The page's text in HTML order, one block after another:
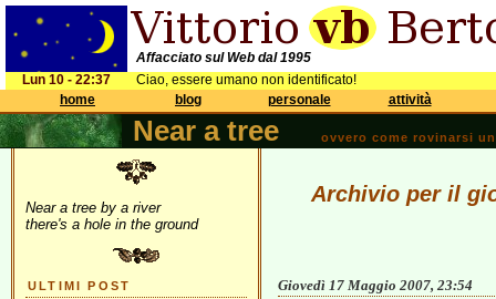
Affacciato sul Web dal 1995
Lun 10 - 22:37
Ciao, essere umano non identificato!
home
blog personale attività
Near a tree ovvero come rovinarsi
Near a tree by a river
there's a hole in the ground
ULTIMI POST
Archivio per il
Giovedì 17 Maggio 2007, 23:54